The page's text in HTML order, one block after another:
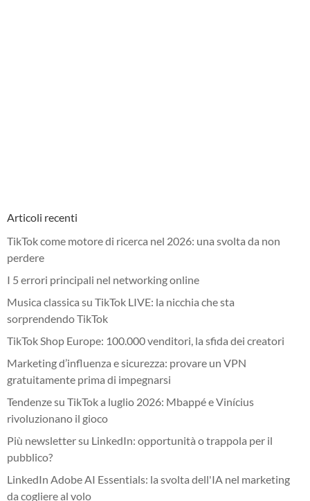
Articoli recenti
TikTok come motore di ricerca nel 2026: una svolta da non
perdere
I 5 errori principali nel networking online
Musica classica su TikTok LIVE: la nicchia che sta
sorprendendo TikTok
TikTok Shop Europe: 100.000 venditori, la sfida dei creatori
Marketing d’influenza e sicurezza: provare un VPN
gratuitamente prima di impegnarsi
Tendenze su TikTok a luglio 2026: Mbappé e Vinícius
rivoluzionano il gioco
Più newsletter su LinkedIn: opportunità o trappola per il
pubblico?
LinkedIn Adobe AI Essentials: la svolta dell'IA nel marketing
da cogliere al volo